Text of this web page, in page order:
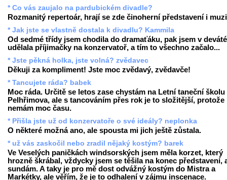
* Co vás zaujalo na pardubickém divadle?
Rozmanitý repertoár, hrají se zde činoherní představení i
* Jak jste se vlastně dostala k divadlu? Kammila
Od sedmé třídy jsem chodila do dramaťáku, pak jsem v
udělala příjimačky na konzervatoř, a tím to všechno začalo...
* Jste pěkná holka, jste volná? zvědavec
Děkuji za kompliment! Jste moc zvědavý, zvědavče!
* Tancujete ráda? babek
Moc ráda. Určitě se letos zase chystám na Letní taneční školu
Pelhřimova, ale s tancováním přes rok je to složitější, protože
nemám moc času.
* Přišla jste už od konzervatoře o své ideály? neplonka
O některé možná ano, ale spousta mi jich ještě zůstala.
* už vás zaskočil nebo zradil nějaký kostým? barek
Ve Veselých paničkách windsorských jsem měla korzet, který
hrozně škrábal, vždycky jsem se těšila na konec představení,
sundám. A taky je pro mě dost odvážný kostým do Mistra a
Markétky, ale věřím, že je to odhalení v zájmu inscenace.